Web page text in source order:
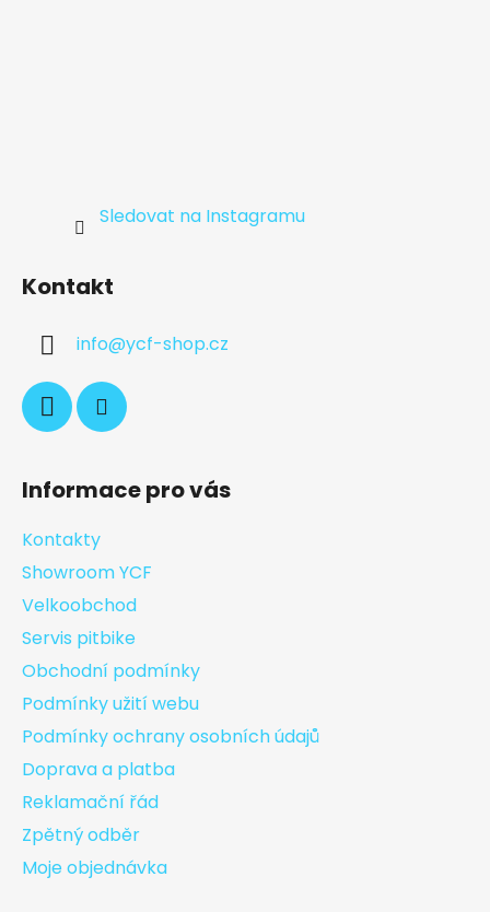
Sledovat na Instagramu
Kontakt
info@ycf-shop.cz
Informace pro vás
Kontakty
Showroom YCF
Velkoobchod
Servis pitbike
Obchodní podmínky
Podmínky užití webu
Podmínky ochrany osobních údajů
Doprava a platba
Reklamační řád
Zpětný odběr
Moje objednávka